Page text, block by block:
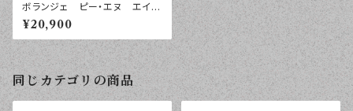
ボランジェ ピー・エヌ エイ・
ワイ・シー PN AYC ２０１８
年 ７５０ｍｌ
¥20,900
同じカテゴリの商品